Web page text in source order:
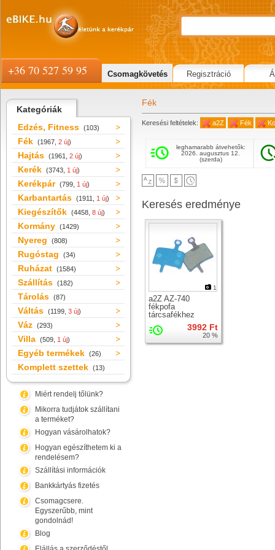
Kategóriák
Edzés, Fitness (103)
Fék (1967, 2 új)
Hajtás (1961, 2 új)
Kerék (3743, 1 új)
Kerékpár (799, 1 új)
Karbantartás (1911, 1 új)
Kiegészítők (4458, 8 új)
Kormány (1429)
Nyereg (808)
Rugóstag (34)
Ruházat (1584)
Szállítás (182)
Tárolás (87)
Váltás (1199, 3 új)
Váz (293)
Villa (509, 1 új)
Egyéb termékek (26)
Komplett szettek (13)
Miért rendelj tőlünk?
Mikorra tudjátok szállítani
a terméket?
Hogyan vásárolhatok?
Hogyan egészíthetem ki a
rendelésem?
Szállítási információk
Bankkártyás fizetés
Csomagcsere.
Egyszerűbb, mint
gondolnád!
Blog
Fék
Keresési feltételek: a2Z Fék
leghamarabb átvehetők:
2026. augusztus 12.
(szerda)
Keresés eredménye
1
a2Z AZ-740
fékpofa
tárcsafékhez
3992 Ft
20 %
+36 70 527 59 95 Csomagkövetés Regisztráció